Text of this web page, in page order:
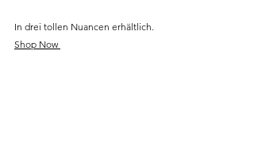
In drei tollen Nuancen erhältlich.
Shop Now